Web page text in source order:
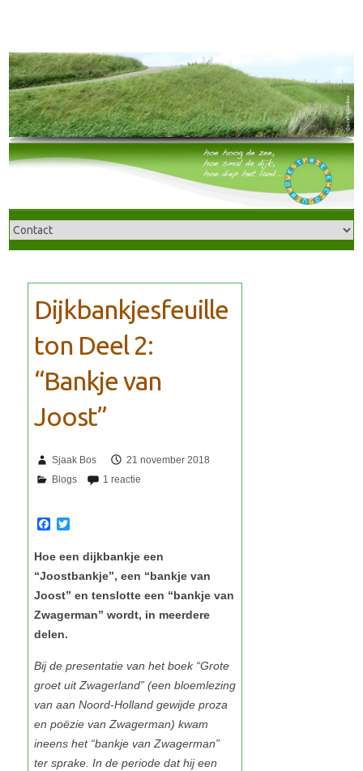
Sjaak Bos 21 november 2018
F
e
b
o
k
T
t
t
e
Hoe een dijkbankje een
“Joostbankje”, een “bankje van
Joost” en tenslotte een “bankje van
Zwagerman” wordt, in meerdere
delen.
Bij de presentatie van het boek “Grote
groet uit Zwagerland” (een bloemlezing
van aan Noord-Holland gewijde proza
en poëzie van Zwagerman) kwam
ineens het “bankje van Zwagerman”
ter sprake. In de periode dat hij een